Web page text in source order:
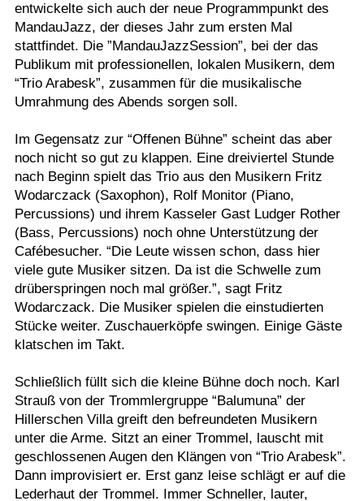
entwickelte sich auch der neue Programmpunkt des
MandauJazz, der dieses Jahr zum ersten Mal
stattfindet. Die ”MandauJazzSession”, bei der das
Publikum mit professionellen, lokalen Musikern, dem
“Trio Arabesk”, zusammen für die musikalische
Umrahmung des Abends sorgen soll.
Im Gegensatz zur “Offenen Bühne” scheint das aber
noch nicht so gut zu klappen. Eine dreiviertel Stunde
nach Beginn spielt das Trio aus den Musikern Fritz
Wodarczack (Saxophon), Rolf Monitor (Piano,
Percussions) und ihrem Kasseler Gast Ludger Rother
(Bass, Percussions) noch ohne Unterstützung der
Cafébesucher. “Die Leute wissen schon, dass hier
viele gute Musiker sitzen. Da ist die Schwelle zum
drüberspringen noch mal größer.”, sagt Fritz
Wodarczack. Die Musiker spielen die einstudierten
Stücke weiter. Zuschauerköpfe swingen. Einige Gäste
klatschen im Takt.
Schließlich füllt sich die kleine Bühne doch noch. Karl
Strauß von der Trommlergruppe “Balumuna” der
Hillerschen Villa greift den befreundeten Musikern
unter die Arme. Sitzt an einer Trommel, lauscht mit
geschlossenen Augen den Klängen von “Trio Arabesk”.
Dann improvisiert er. Erst ganz leise schlägt er auf die
Lederhaut der Trommel. Immer Schneller, lauter,